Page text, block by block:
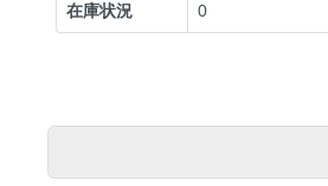
在庫状況 0